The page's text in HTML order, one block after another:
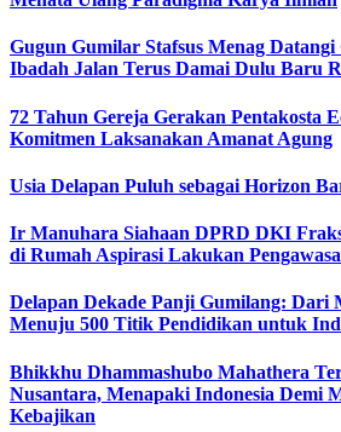
Gugun Gumilar Stafsus Menag
Ibadah Jalan Terus Damai Dulu Baru
72 Tahun Gereja Gerakan Pentakosta
Komitmen Laksanakan Amanat Agung
Usia Delapan Puluh sebagai Horizon
Ir Manuhara Siahaan DPRD DKI
di Rumah Aspirasi Lakukan
Delapan Dekade Panji Gumilang: Dari
Menuju 500 Titik Pendidikan untuk
Bhikkhu Dhammashubo Mahathera
Nusantara, Menapaki Indonesia Demi
Kebajikan